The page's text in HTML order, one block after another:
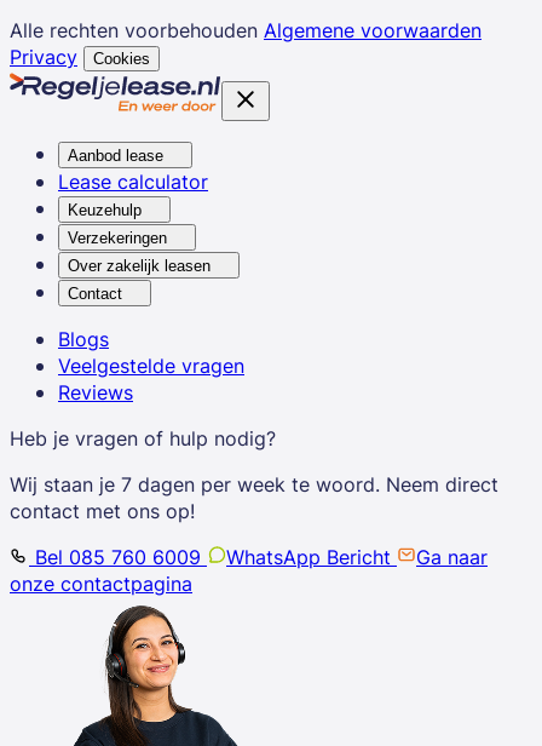
Alle rechten voorbehouden Algemene voorwaarden
Privacy
Cookies
Aanbod lease
Lease calculator
Keuzehulp
Verzekeringen
Over zakelijk leasen
Contact
Blogs
Veelgestelde vragen
Reviews
Heb je vragen of hulp nodig?
Wij staan je 7 dagen per week te woord. Neem direct
contact met ons op!
Bel 085 760 6009
WhatsApp Bericht
Ga naar
onze contactpagina